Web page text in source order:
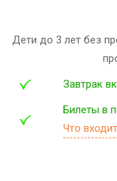
Дети до 3 лет без
Завтрак
Билеты в
Что